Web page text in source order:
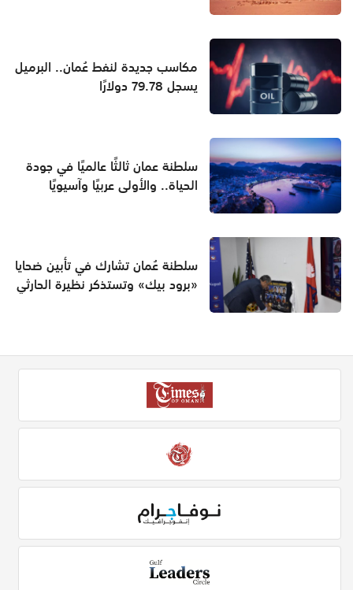
مكاسب جديدة لنفط عُمان.. البرميل
يسجل 79.78 دولارًا
سلطنة عمان ثالثًا عالميًا في جودة
الحياة.. والأولى عربيًا وآسيويًا
سلطنة عُمان تشارك في تأبين ضحايا
«برود بيك» وتستذكر نظيرة الحارثي